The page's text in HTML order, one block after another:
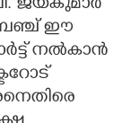
ജയകുമാർ
ഈ
നൽകാൻ